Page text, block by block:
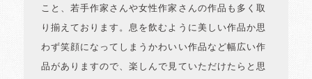
こと、若手作家さんや女性作家さんの作品も多く取
り揃えております。息を飲むように美しい作品か思
わず笑顔になってしまうかわいい作品など幅広い作
品がありますので、楽しんで見ていただけたらと思